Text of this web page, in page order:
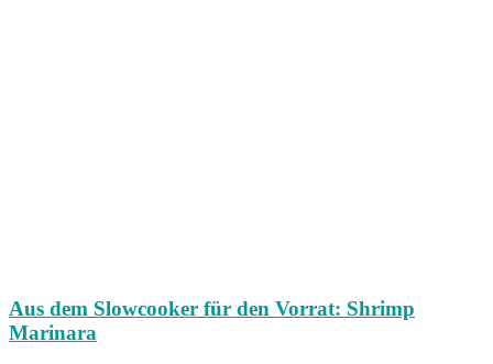
Aus dem Slowcooker für den Vorrat: Shrimp
Marinara